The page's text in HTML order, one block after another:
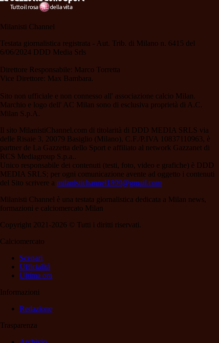
Milanisti Channel
Testata giornalistica registrata - Aut. Trib. di Milano n. 6415 del
6/06/2024 DDD Media Srls
Direttore Responsabile: Marco Torretta
Vice Direttore: Max Bambara.
Sito non ufficiale e non connesso all' associazione calcio Milan.
Marchio e logo dell' AC Milan sono di esclusiva proprietà di A.C.
Milan S.p.A.
Il sito MilanistiChannel.com di titolarità di DDD MEDIA SRLS via
delle Risaie 3, 20079 Basiglio (Milano), C.F./P.IVA 10837110963, è
partner de La Gazzetta dello Sport e affiliato al network Gazzanet di
RCS Mediagroup S.p.a..
Unico responsabile dei contenuti (testi, foto, video e grafiche) è DDD
MEDIA SRLS; per ogni comunicazione avente ad oggetto i contenuti
del Sito scrivere a milanistichannel1899@gmail.com
Milanisti Channel è una testata giornalistica dedicata a Milan news,
formazioni e calciomercato Milan
Copyright 2021-2026 © Tutti i diritti riservati.
Calciomercato
Scenari
Ufficialità
Ultima ora
Informazioni
Redazione
Trasparenza